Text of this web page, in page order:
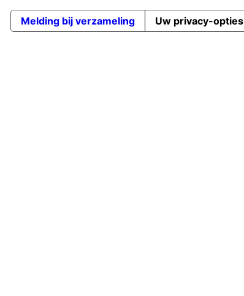
Melding bij verzameling Uw privacy-opties